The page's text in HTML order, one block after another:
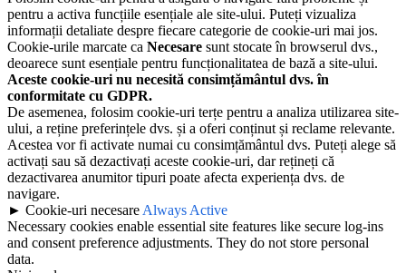
pentru a activa funcțiile esențiale ale site-ului. Puteți vizualiza
informații detaliate despre fiecare categorie de cookie-uri mai jos.
Cookie-urile marcate ca Necesare sunt stocate în browserul dvs.,
deoarece sunt esențiale pentru funcționalitatea de bază a site-ului.
Aceste cookie-uri nu necesită consimțământul dvs. în
conformitate cu GDPR.
De asemenea, folosim cookie-uri terțe pentru a analiza utilizarea site-
ului, a reține preferințele dvs. și a oferi conținut și reclame relevante.
Acestea vor fi activate numai cu consimțământul dvs. Puteți alege să
activați sau să dezactivați aceste cookie-uri, dar rețineți că
dezactivarea anumitor tipuri poate afecta experiența dvs. de
navigare.
► Cookie-uri necesare Always Active
Necessary cookies enable essential site features like secure log-ins
and consent preference adjustments. They do not store personal
data.